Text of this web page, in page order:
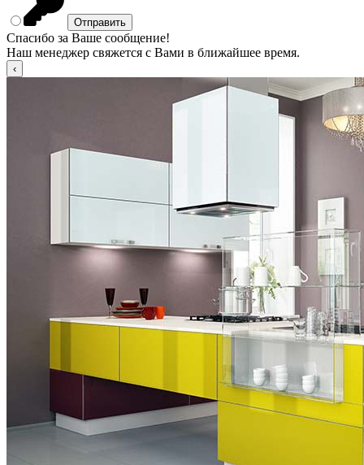
Спасибо за Ваше сообщение!
Наш менеджер свяжется с Вами в ближайшее время.